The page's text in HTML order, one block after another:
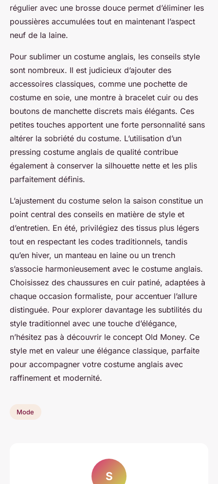
régulier avec une brosse douce permet d’éliminer les
poussières accumulées tout en maintenant l’aspect
neuf de la laine.
Pour sublimer un costume anglais, les conseils style
sont nombreux. Il est judicieux d’ajouter des
accessoires classiques, comme une pochette de
costume en soie, une montre à bracelet cuir ou des
boutons de manchette discrets mais élégants. Ces
petites touches apportent une forte personnalité sans
altérer la sobriété du costume. L’utilisation d’un
pressing costume anglais de qualité contribue
également à conserver la silhouette nette et les plis
parfaitement définis.
L’ajustement du costume selon la saison constitue un
point central des conseils en matière de style et
d’entretien. En été, privilégiez des tissus plus légers
tout en respectant les codes traditionnels, tandis
qu’en hiver, un manteau en laine ou un trench
s’associe harmonieusement avec le costume anglais.
Choisissez des chaussures en cuir patiné, adaptées à
chaque occasion formaliste, pour accentuer l’allure
distinguée. Pour explorer davantage les subtilités du
style traditionnel avec une touche d’élégance,
n’hésitez pas à découvrir le concept Old Money. Ce
style met en valeur une élégance classique, parfaite
pour accompagner votre costume anglais avec
raffinement et modernité.
Mode
S